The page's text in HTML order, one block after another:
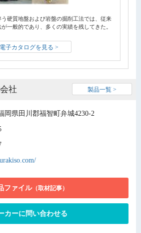
硬質地盤および岩盤の掘削工法では、従来
一般的であり、多くの実績を残してきた。
電子カタログを見る >
社 製品一覧 >
岡県田川郡福智町弁城4230-2
ファイル（取材記事）
カーに問い合わせる